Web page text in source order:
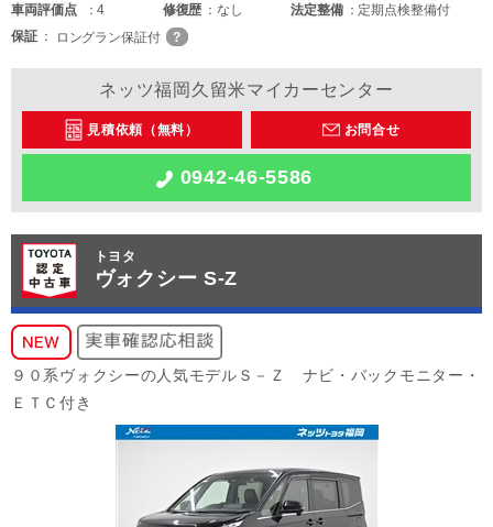
車両評価点 4 修復歴 なし 法定整備
定期点検整備付
保証
ロングラン保証付
ネッツ福岡久留米マイカーセンター
見積依頼（無料） お問合せ
0942-46-5586
トヨタ
ヴォクシー S-Z
９０系ヴォクシーの人気モデルＳ－Ｚ ナビ・バックモニター・
ＥＴＣ付き